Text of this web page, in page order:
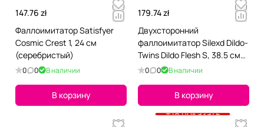
147.76 zł
Фаллоимитатор Satisfyer
Cosmic Crest 1, 24 см
(серебристый)
0 0 В наличии
В корзину
179.74 zł
Двухсторонний
фаллоимитатор Silexd Dildo-
Twins Dildo Flesh S, 38.5 см
(телесный)
0 0 В наличии
В корзину
+18 показать